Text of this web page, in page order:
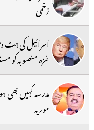
زخمی
اسرائیل کی ہٹ
غزہ منصوبہ کو
مدرسہ کہیں بھی
موریہ